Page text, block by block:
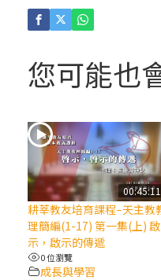
人相遇
(2)黃敏正
越的智慧
【信仰之旅
樂多」—歐
您可能也
00:45:11
耕莘教友培育課程–天主教
理簡編(1-17) 第一集(上) 啟
示，啟示的傳遞
0 位瀏覽
成長與學習